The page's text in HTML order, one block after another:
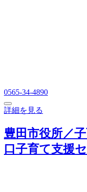
0565-34-4890
詳細を見る
豊田市役所／
口子育て支援